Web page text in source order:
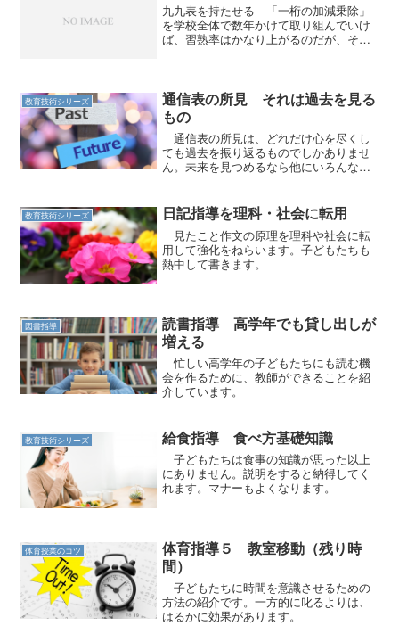
九九表を持たせる 「一桁の加減乗除」
を学校全体で数年かけて取り組んでいけ
ば、習熟率はかなり上がるのだが、それ
を学習するときに、かけ算...
教育技術シリーズ
通信表の所見 それは過去を見る
もの
通信表の所見は、どれだけ心を尽くし
ても過去を振り返るものでしかありませ
ん。未来を見つめるなら他にいろんな方
教育技術シリーズ 日記指導を理科・社会に転用
見たこと作文の原理を理科や社会に転
用して強化をねらいます。子どもたちも
熱中して書きます。
図書指導
読書指導 高学年でも貸し出しが
増える
忙しい高学年の子どもたちにも読む機
会を作るために、教師ができることを紹
介しています。
教育技術シリーズ 給食指導 食べ方基礎知識
子どもたちは食事の知識が思った以上
にありません。説明をすると納得してく
れます。マナーもよくなります。
体育授業のコツ
体育指導５ 教室移動（残り時
間）
子どもたちに時間を意識させるための
方法の紹介です。一方的に叱るよりは、
はるかに効果があります。